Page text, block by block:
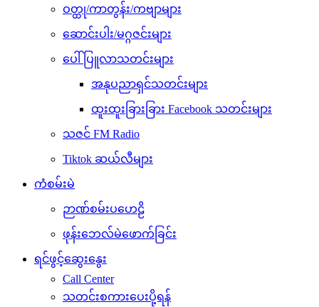
ဝတ္ထု/ကာတွန်း/ကဗျာများ
ဆောင်းပါး/မဂ္ဂဇင်းများ
ပေါ်ပြူလာသတင်းများ
အနုပညာရှင်သတင်းများ
ထူးထူးခြားခြား Facebook သတင်းများ
သဇင် FM Radio
Tiktok ဆယ်လီများ
ကံစမ်းမဲ
ဉာဏ်စမ်းပဟေဠိ
ဖုန်းဘေလ်မဲဖောက်ခြင်း
ရင်ဖွင့်ဆွေးနွေး
Call Center
သတင်းစကားပေးပို့ရန်